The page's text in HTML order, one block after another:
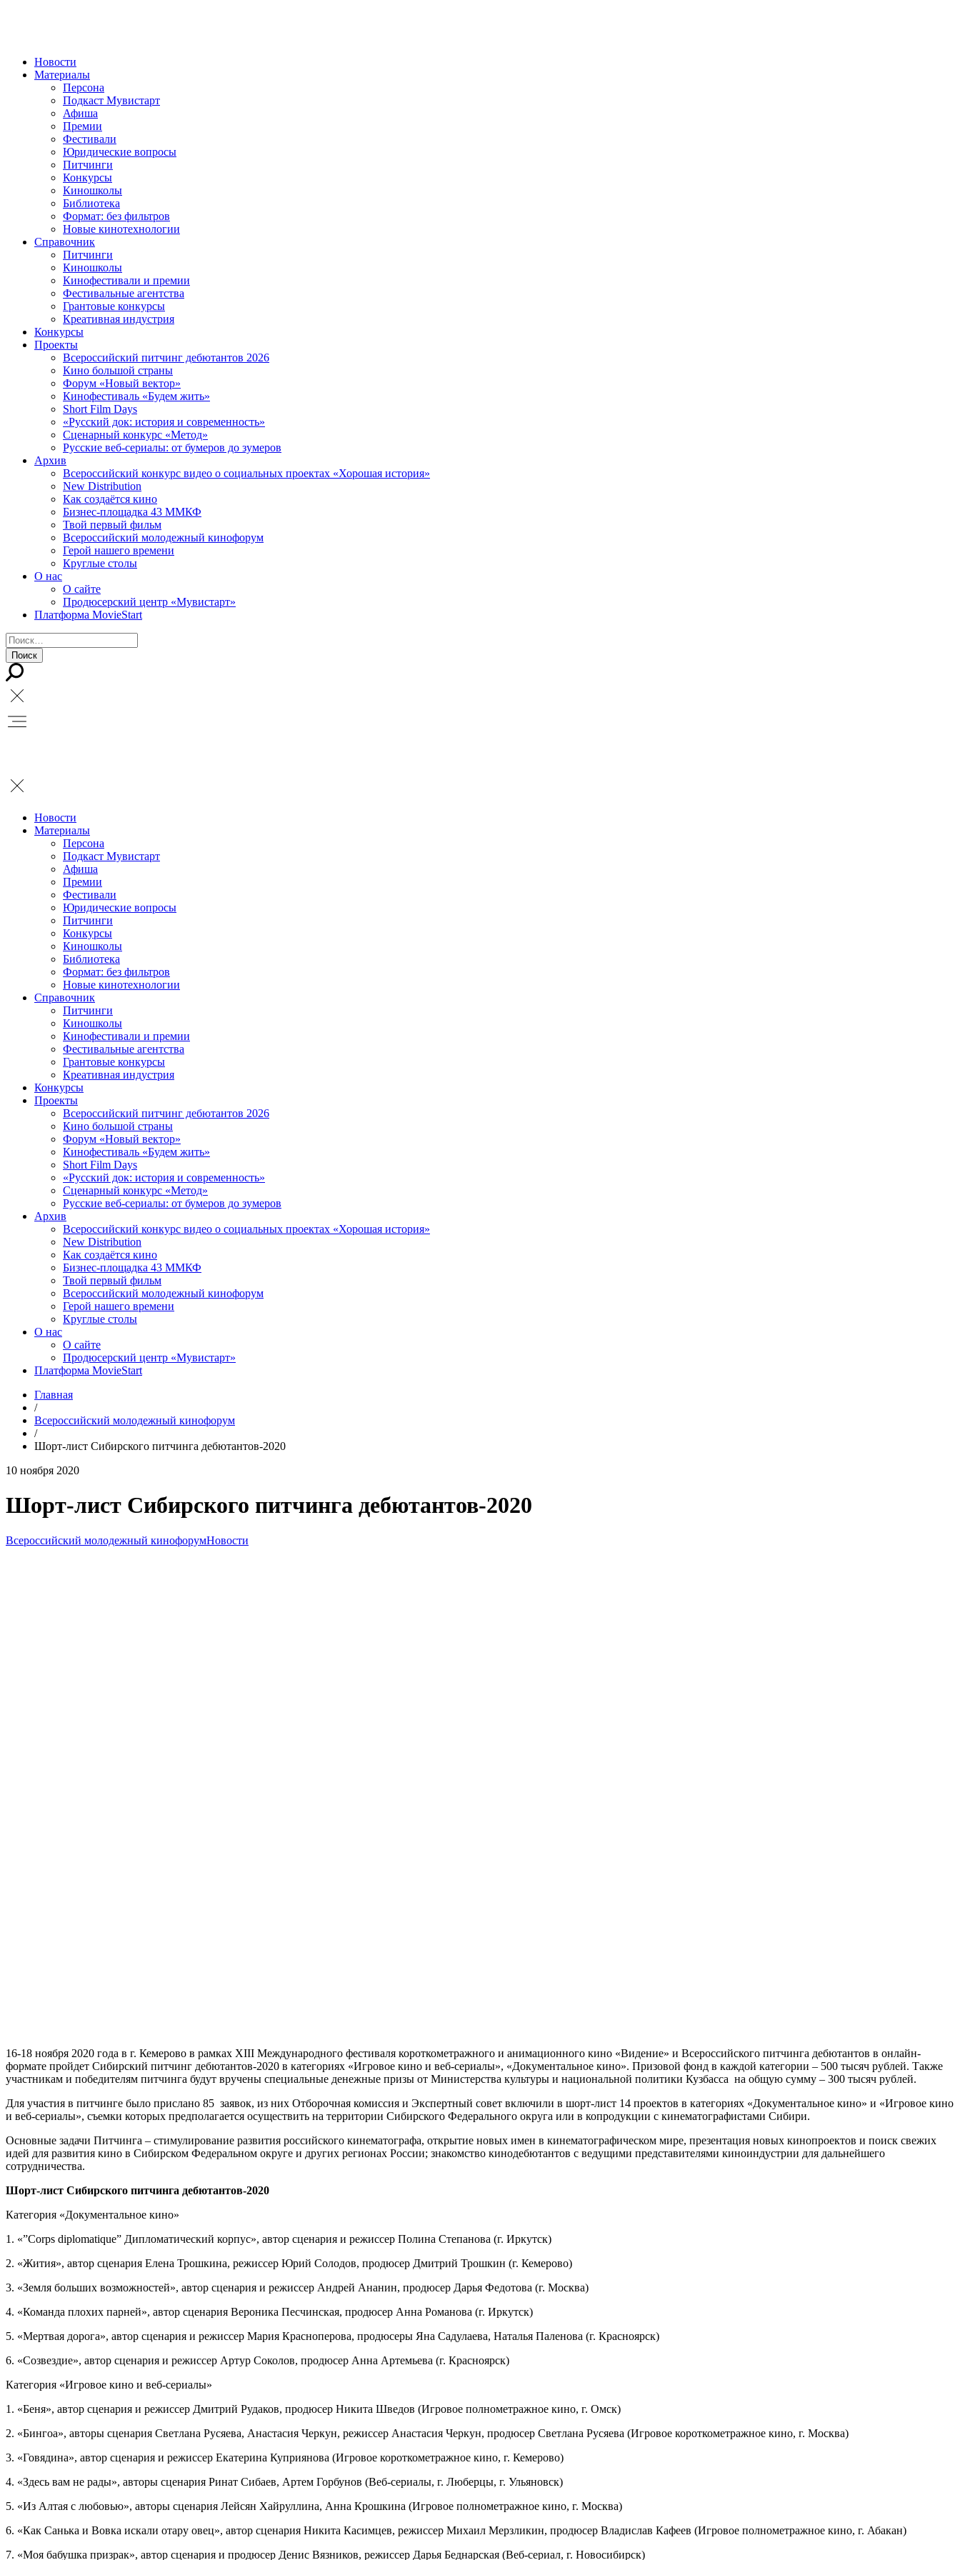
Новости
Материалы
Персона
Подкаст Мувистарт
Афиша
Премии
Фестивали
Юридические вопросы
Питчинги
Конкурсы
Киношколы
Библиотека
Формат: без фильтров
Новые кинотехнологии
Справочник
Питчинги
Киношколы
Кинофестивали и премии
Фестивальные агентства
Грантовые конкурсы
Креативная индустрия
Конкурсы
Проекты
Всероссийский питчинг дебютантов 2026
Кино большой страны
Форум «Новый вектор»
Кинофестиваль «Будем жить»
Short Film Days
«Русский док: история и современность»
Сценарный конкурс «Метод»
Русские веб-сериалы: от бумеров до зумеров
Архив
Всероссийский конкурс видео о социальных проектах «Хорошая история»
New Distribution
Как создаётся кино
Бизнес-площадка 43 ММКФ
Твой первый фильм
Всероссийский молодежный кинофорум
Герой нашего времени
Круглые столы
О нас
О сайте
Продюсерский центр «Мувистарт»
Платформа MovieStart
Новости
Материалы
Персона
Подкаст Мувистарт
Афиша
Премии
Фестивали
Юридические вопросы
Питчинги
Конкурсы
Киношколы
Библиотека
Формат: без фильтров
Новые кинотехнологии
Справочник
Питчинги
Киношколы
Кинофестивали и премии
Фестивальные агентства
Грантовые конкурсы
Креативная индустрия
Конкурсы
Проекты
Всероссийский питчинг дебютантов 2026
Кино большой страны
Форум «Новый вектор»
Кинофестиваль «Будем жить»
Short Film Days
«Русский док: история и современность»
Сценарный конкурс «Метод»
Русские веб-сериалы: от бумеров до зумеров
Архив
Всероссийский конкурс видео о социальных проектах «Хорошая история»
New Distribution
Как создаётся кино
Бизнес-площадка 43 ММКФ
Твой первый фильм
Всероссийский молодежный кинофорум
Герой нашего времени
Круглые столы
О нас
О сайте
Продюсерский центр «Мувистарт»
Платформа MovieStart
Главная
/
Всероссийский молодежный кинофорум
/
Шорт-лист Сибирского питчинга дебютантов-2020
10 ноября 2020
Шорт-лист Сибирского питчинга дебютантов-2020
Всероссийский молодежный кинофорумНовости
16-18 ноября 2020 года в г. Кемерово в рамках ХIII Международного фестиваля короткометражного и анимационного кино «Видение» и Всероссийского питчинга дебютантов в онлайн-
формате пройдет Сибирский питчинг дебютантов-2020 в категориях «Игровое кино и веб-сериалы», «Документальное кино». Призовой фонд в каждой категории – 500 тысяч рублей. Также
участникам и победителям питчинга будут вручены специальные денежные призы от Министерства культуры и национальной политики Кузбасса на общую сумму – 300 тысяч рублей.
Для участия в питчинге было прислано 85 заявок, из них Отборочная комиссия и Экспертный совет включили в шорт-лист 14 проектов в категориях «Документальное кино» и «Игровое кино
и веб-сериалы», съемки которых предполагается осуществить на территории Сибирского Федерального округа или в копродукции с кинематографистами Сибири.
Основные задачи Питчинга – стимулирование развития российского кинематографа, открытие новых имен в кинематографическом мире, презентация новых кинопроектов и поиск свежих
идей для развития кино в Сибирском Федеральном округе и других регионах России; знакомство кинодебютантов с ведущими представителями киноиндустрии для дальнейшего
сотрудничества.
Шорт-лист Сибирского питчинга дебютантов-2020
Категория «Документальное кино»
1. «”Corps diplomatique” Дипломатический корпус», автор сценария и режиссер Полина Степанова (г. Иркутск)
2. «Жития», автор сценария Елена Трошкина, режиссер Юрий Солодов, продюсер Дмитрий Трошкин (г. Кемерово)
3. «Земля больших возможностей», автор сценария и режиссер Андрей Ананин, продюсер Дарья Федотова (г. Москва)
4. «Команда плохих парней», автор сценария Вероника Песчинская, продюсер Анна Романова (г. Иркутск)
5. «Мертвая дорога», автор сценария и режиссер Мария Красноперова, продюсеры Яна Садулаева, Наталья Паленова (г. Красноярск)
6. «Созвездие», автор сценария и режиссер Артур Соколов, продюсер Анна Артемьева (г. Красноярск)
Категория «Игровое кино и веб-сериалы»
1. «Беня», автор сценария и режиссер Дмитрий Рудаков, продюсер Никита Шведов (Игровое полнометражное кино, г. Омск)
2. «Бингоа», авторы сценария Светлана Русяева, Анастасия Черкун, режиссер Анастасия Черкун, продюсер Светлана Русяева (Игровое короткометражное кино, г. Москва)
3. «Говядина», автор сценария и режиссер Екатерина Куприянова (Игровое короткометражное кино, г. Кемерово)
4. «Здесь вам не рады», авторы сценария Ринат Сибаев, Артем Горбунов (Веб-сериалы, г. Люберцы, г. Ульяновск)
5. «Из Алтая с любовью», авторы сценария Лейсян Хайруллина, Анна Крошкина (Игровое полнометражное кино, г. Москва)
6. «Как Санька и Вовка искали отару овец», автор сценария Никита Касимцев, режиссер Михаил Мерзликин, продюсер Владислав Кафеев (Игровое полнометражное кино, г. Абакан)
7. «Моя бабушка призрак», автор сценария и продюсер Денис Вязников, режиссер Дарья Беднарская (Веб-сериал, г. Новосибирск)